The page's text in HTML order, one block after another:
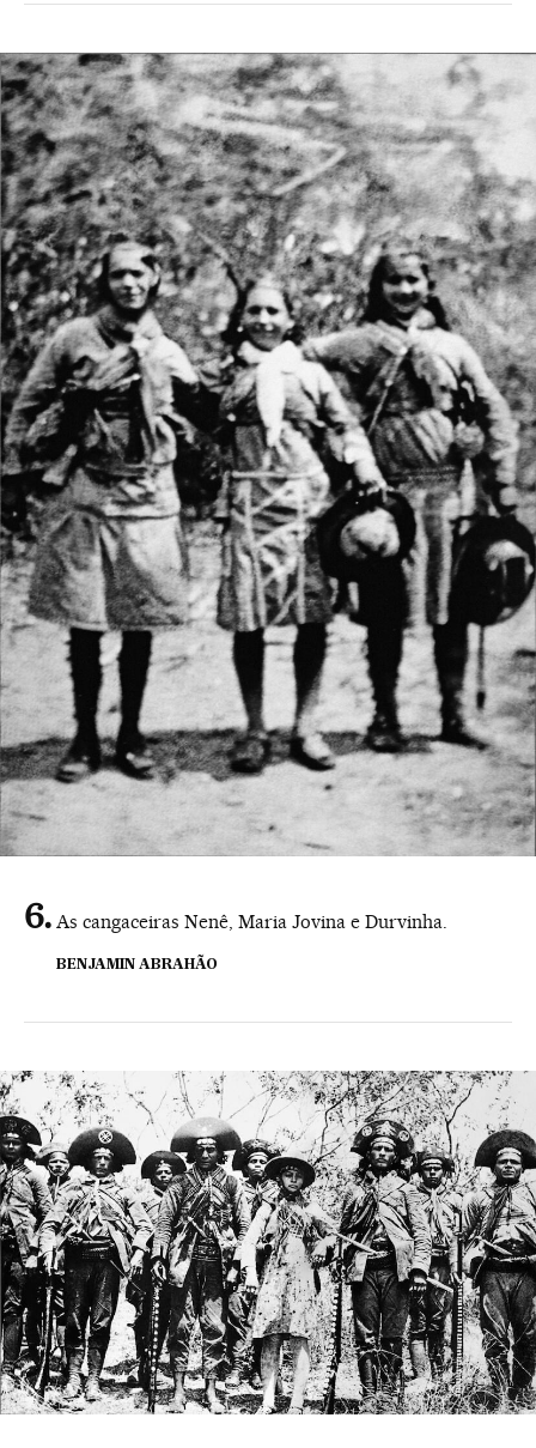
As cangaceiras Nenê, Maria Jovina e Durvinha.
BENJAMIN ABRAHÃO